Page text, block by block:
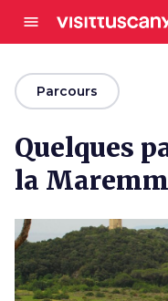
menu
arrow_backParcours
Quelques
la